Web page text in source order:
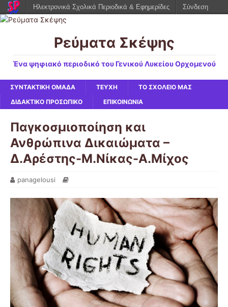
Ρεύματα Σκέψης
Ένα ψηφιακό περιοδικό του Γενικού Λυκείου Ορχομενού
ΣΥΝΤΑΚΤΙΚΗ ΟΜΑΔΑ ΤΕΥΧΗ
ΤΟ ΣΧΟΛΕΙΟ ΜΑΣ
ΔΙΔΑΚΤΙΚΟ ΠΡΟΣΩΠΙΚΟ
ΕΠΙΚΟΙΝΩΝΙΑ
Παγκοσμιοποίηση και
Ανθρώπινα Δικαιώματα –
Δ.Αρέστης-Μ.Νίκας-Α.Μίχος
panagelousi
Ηλεκτρονικά Σχολικά Περιοδικά & Εφημερίδες Σύνδεση